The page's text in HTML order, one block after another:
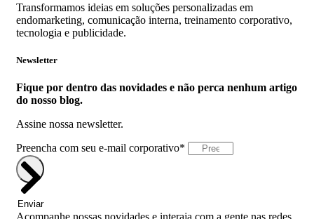
Transformamos ideias em soluções personalizadas em
endomarketing, comunicação interna, treinamento corporativo,
tecnologia e publicidade.
Newsletter
Fique por dentro das novidades e não perca nenhum artigo
do nosso blog.
Assine nossa newsletter.
Preencha com seu e-mail corporativo*
Enviar